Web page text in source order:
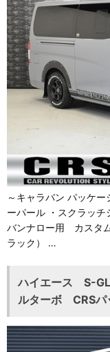
～キャラバン パッケ
ーパール ・スクラッ
バンナロー用 カスタ
ラック） …
ハイエース S-
ルターボ CRSパ